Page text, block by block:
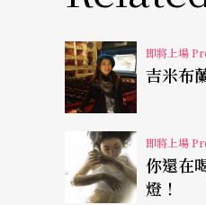
排六個八度的鍵盤
奏時將右手食指套
板調整音量大小及
瓦瑞茲（E.
以這類樂器創作
即將上場
吉米布
即將上場
你還在喝瓶裝
燈！